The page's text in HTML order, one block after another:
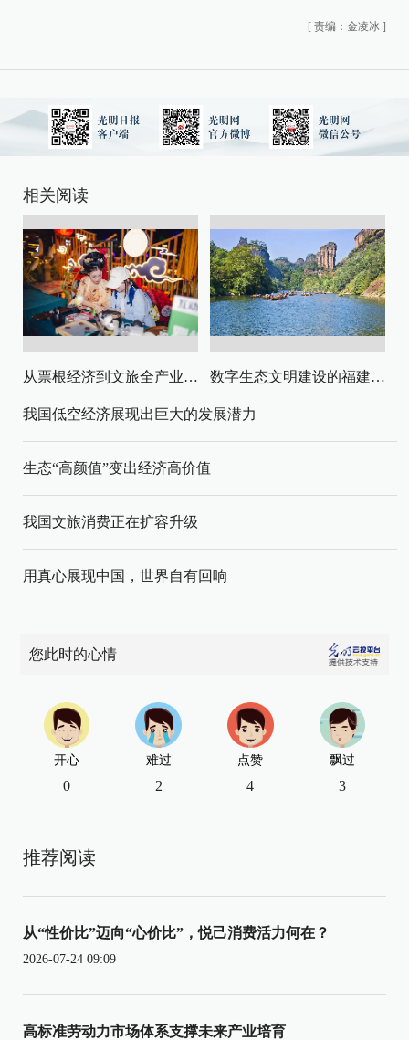
[ 责编：金凌冰 ]
相关阅读
从票根经济到文旅全产业链升级 数字生态文明建设的福建路径与启示
我国低空经济展现出巨大的发展潜力
生态“高颜值”变出经济高价值
我国文旅消费正在扩容升级
用真心展现中国，世界自有回响
您此时的心情
开心
0
难过
2
点赞
4
飘过
3
推荐阅读
从“性价比”迈向“心价比”，悦己消费活力何在？
2026-07-24 09:09
高标准劳动力市场体系支撑未来产业培育